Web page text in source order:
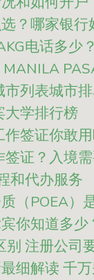
？哪家银行
电话多少
列表城市
大学排行榜
签证你敢用
证？入境
和代办服务
（POEA）
你知道多少
别 注册公司
细解读 千